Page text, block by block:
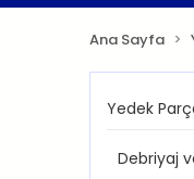
Ana Sayfa
Yedek
Debriyaj